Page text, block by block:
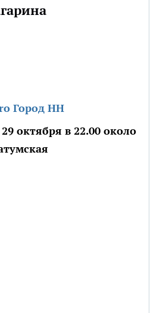
Город НН
октября в 22.00 около